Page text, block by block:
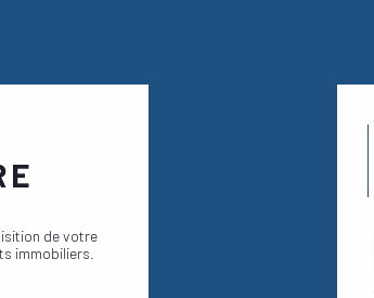
premier échange
d’y répondre
solutions les plus
de proximité.
de votre
immobiliers.